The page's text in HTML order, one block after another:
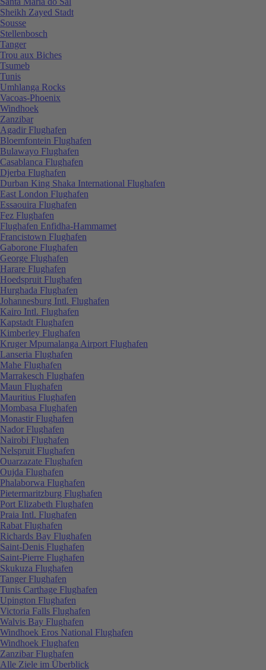
Sheikh Zayed Stadt
Sousse
Stellenbosch
Tanger
Trou aux Biches
Tsumeb
Tunis
Umhlanga Rocks
Vacoas-Phoenix
Windhoek
Zanzibar
Agadir Flughafen
Bloemfontein Flughafen
Bulawayo Flughafen
Casablanca Flughafen
Djerba Flughafen
Durban King Shaka International Flughafen
East London Flughafen
Essaouira Flughafen
Fez Flughafen
Flughafen Enfidha-Hammamet
Francistown Flughafen
Gaborone Flughafen
George Flughafen
Harare Flughafen
Hoedspruit Flughafen
Hurghada Flughafen
Johannesburg Intl. Flughafen
Kairo Intl. Flughafen
Kapstadt Flughafen
Kimberley Flughafen
Kruger Mpumalanga Airport Flughafen
Lanseria Flughafen
Mahe Flughafen
Marrakesch Flughafen
Maun Flughafen
Mauritius Flughafen
Mombasa Flughafen
Monastir Flughafen
Nador Flughafen
Nairobi Flughafen
Nelspruit Flughafen
Ouarzazate Flughafen
Oujda Flughafen
Phalaborwa Flughafen
Pietermaritzburg Flughafen
Port Elizabeth Flughafen
Praia Intl. Flughafen
Rabat Flughafen
Richards Bay Flughafen
Saint-Denis Flughafen
Saint-Pierre Flughafen
Skukuza Flughafen
Tanger Flughafen
Tunis Carthage Flughafen
Upington Flughafen
Victoria Falls Flughafen
Walvis Bay Flughafen
Windhoek Eros National Flughafen
Windhoek Flughafen
Zanzibar Flughafen
Alle Ziele im Überblick